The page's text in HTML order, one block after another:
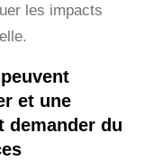
les impacts
et une
demander du